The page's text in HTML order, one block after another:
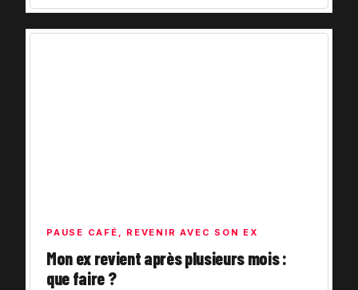
PAUSE CAFÉ , REVENIR AVEC SON EX
Mon ex revient après plusieurs mois :
que faire ?